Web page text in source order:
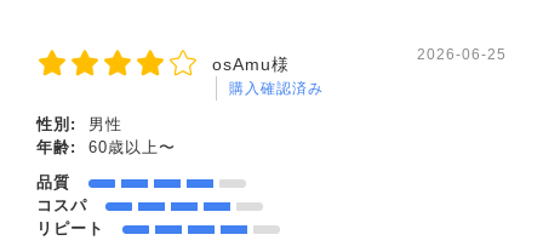
osAmu様
購入確認済み
2026-06-25
性別:
男性
年齢:
60歳以上〜
品質
コスパ
リピート